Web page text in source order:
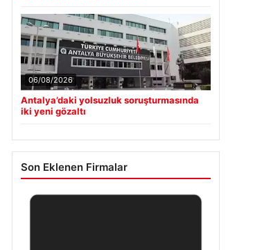
06/08/2026
Antalya’daki yolsuzluk soruşturmasında
iki yeni gözaltı
Son Eklenen Firmalar